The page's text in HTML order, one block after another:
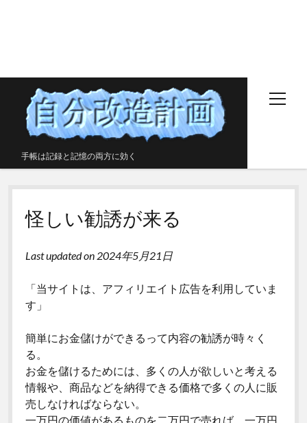
手帳は記録と記憶の両方に効く
open
ホームページ
無料の手帳ダウンロードページ
プライバシーポリシー
怪しい勧誘が来る
Last updated on 2024年5月21日
「当サイトは、アフィリエイト広告を利用していま
す」
簡単にお金儲けができるって内容の勧誘が時々く
る。
お金を儲けるためには、多くの人が欲しいと考える
情報や、商品などを納得できる価格で多くの人に販
売しなければならない。
一万円の価値があるものを二万円で売れば、一万円